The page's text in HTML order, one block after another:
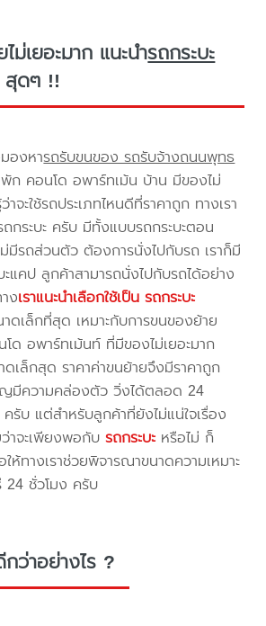
ม่เยอะมาก แนะนำรถกระบะ
สุดๆ !!
องหารถรับขนของ รถรับจ้างถนนพุทธ
ก คอนโด อพาร์ทเม้น บ้าน มีของไม่
าจะใช้รถประเภทไหนดีที่ราคาถูก ทางเรา
ถกระบะ ครับ มีทั้งแบบรถกระบะตอน
มีรถส่วนตัว ต้องการนั่งไปกับรถ เราก็มี
ะแคป ลูกค้าสามารถนั่งไปกับรถได้อย่าง
งเราแนะนำเลือกใช้เป็น รถกระบะ
ดเล็กที่สุด เหมาะกับการขนของย้าย
อพาร์ทเม้นท์ ที่มีของไม่เยอะมาก
เล็กสุด ราคาค่าขนย้ายจึงมีราคาถูก
มีความคล่องตัว วิ่งได้ตลอด 24
รับ แต่สำหรับลูกค้าที่ยังไม่แน่ใจเรื่อง
าจะเพียงพอกับรถกระบะ หรือไม่ ก็
ห้ทางเราช่วยพิจารณาขนาดความเหมาะ
24 ชั่วโมง ครับ
กว่าอย่างไร ?